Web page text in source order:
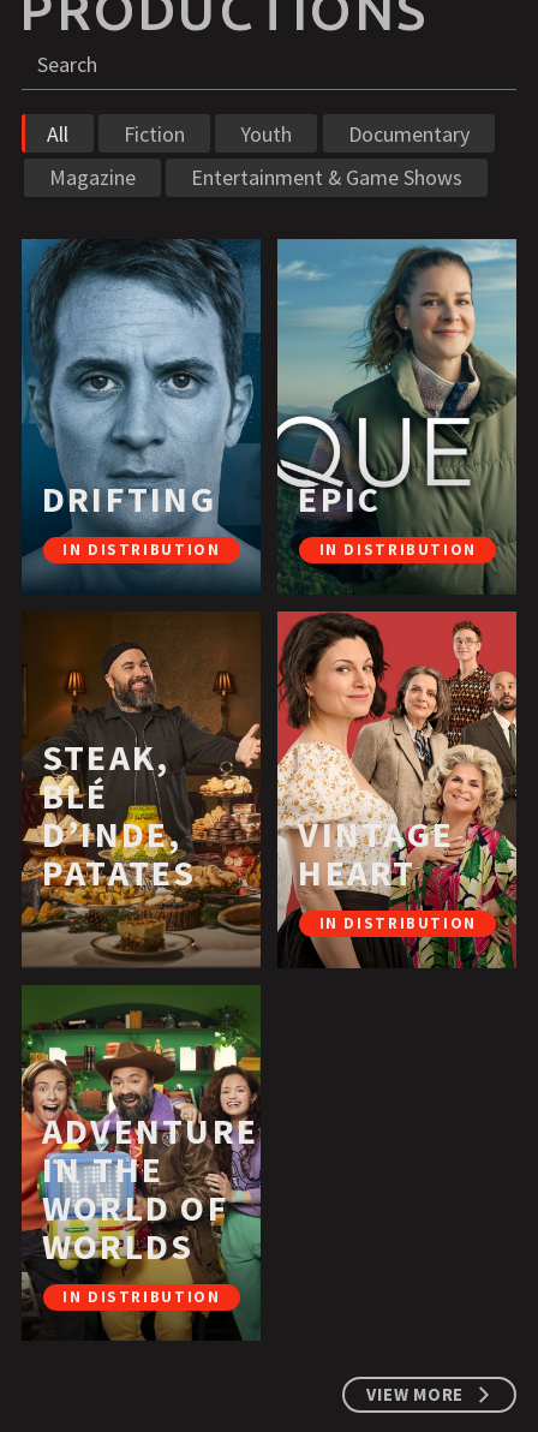
Search
All Fiction Youth
Documentary
Magazine
Entertainment & Game Shows
DRIFTING
IN DISTRIBUTION
EPIC
IN DISTRIBUTION
STEAK,
BLÉ
D’INDE,
PATATES
VINTAGE
HEART
IN DISTRIBUTION
ADVENTURE
IN THE
WORLD OF
WORLDS
IN DISTRIBUTION
VIEW MORE